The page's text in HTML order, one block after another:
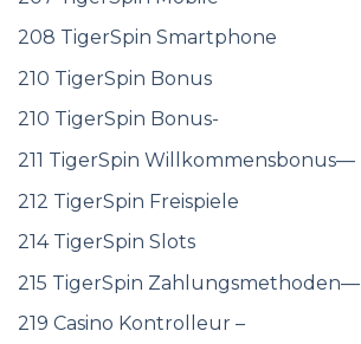
208 TigerSpin Smartphone
210 TigerSpin Bonus
210 TigerSpin Bonus-
211 TigerSpin Willkommensbonus—
212 TigerSpin Freispiele
214 TigerSpin Slots
215 TigerSpin Zahlungsmethoden—
219 Casino Kontrolleur –